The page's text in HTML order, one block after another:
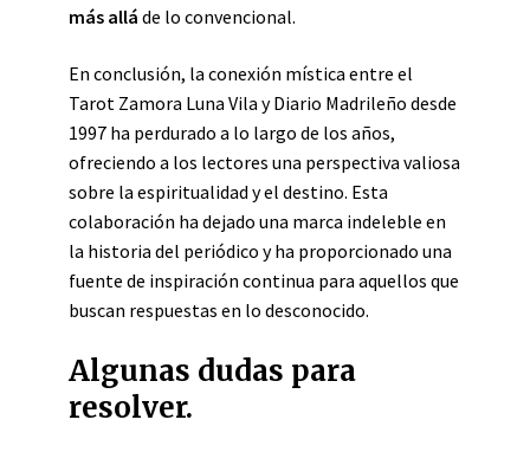
más allá de lo convencional.
En conclusión, la conexión mística entre el
Tarot Zamora Luna Vila y Diario Madrileño desde
1997 ha perdurado a lo largo de los años,
ofreciendo a los lectores una perspectiva valiosa
sobre la espiritualidad y el destino. Esta
colaboración ha dejado una marca indeleble en
la historia del periódico y ha proporcionado una
fuente de inspiración continua para aquellos que
buscan respuestas en lo desconocido.
Algunas dudas para
resolver.